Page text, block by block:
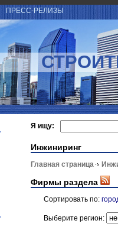
ПРЕСС-РЕЛИЗЫ
Я ищу:
Инжиниринг
Главная страница
Фирмы раздела
Сортировать по:
Выберите регион: